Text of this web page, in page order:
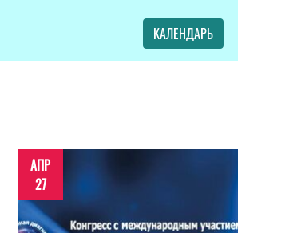
КАЛЕНДАРЬ
АПР
27